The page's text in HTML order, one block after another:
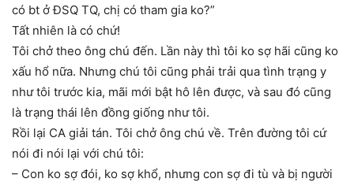
có bt ở ĐSQ TQ, chị có tham gia ko?”
Tất nhiên là có chứ!
Tôi chở theo ông chú đến. Lần này thì tôi ko sợ hãi cũng ko
xấu hổ nữa. Nhưng chú tôi cũng phải trải qua tình trạng y
như tôi trước kia, mãi mới bật hô lên được, và sau đó cũng
là trạng thái lên đồng giống như tôi.
Rồi lại CA giải tán. Tôi chở ông chú về. Trên đường tôi cứ
nói đi nói lại với chú tôi:
– Con ko sợ đói, ko sợ khổ, nhưng con sợ đi tù và bị người